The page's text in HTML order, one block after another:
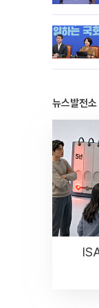
뉴스발전소